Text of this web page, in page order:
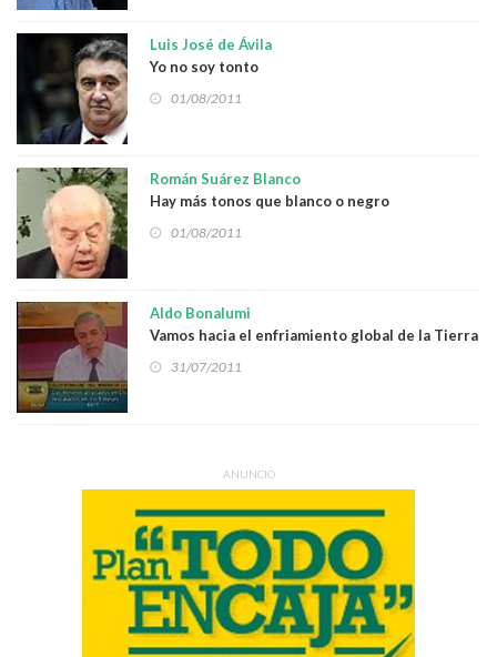
Luis José de Ávila
Yo no soy tonto
01/08/2011
Román Suárez Blanco
Hay más tonos que blanco o negro
01/08/2011
Aldo Bonalumi
Vamos hacia el enfriamiento global de la Tierra
31/07/2011
ANUNCIO